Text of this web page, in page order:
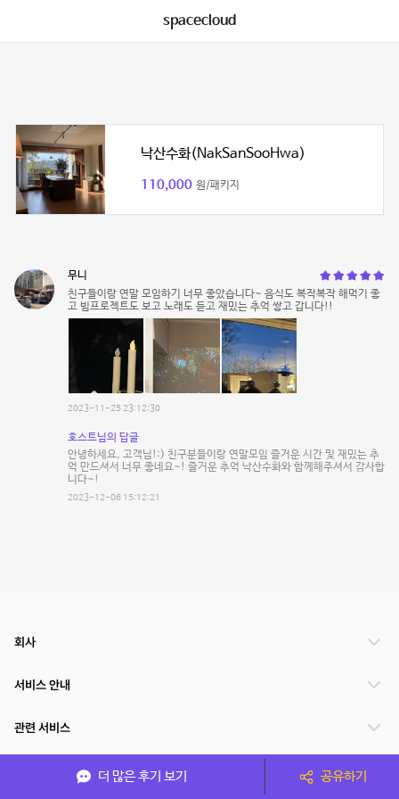
spacecloud
낙산수화(NakSanSooHwa)
110,000 원/패키지
무니
친구들이랑 연말 모임하기 너무 좋았습니다~ 음식도 복작복작 해먹기 좋
고 빔프로젝트도 보고 노래도 듣고 재밌는 추억 쌓고 갑니다!!
2023-11-25 23:12:30
호스트님의 답글
안녕하세요, 고객님!:) 친구분들이랑 연말모임 즐거운 시간 및 재밌는 추
억 만드셔서 너무 좋네요~! 즐거운 추억 낙산수화와 함께해주셔서 감사합
니다~!
2023-12-06 15:12:21
더 많은 후기 보기 공유하기
회사
서비스 안내
관련 서비스